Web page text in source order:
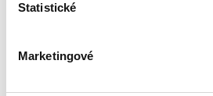
Statistické
Marketingové